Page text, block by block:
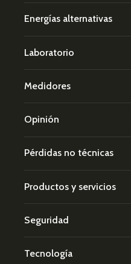
Energías alternativas
Laboratorio
Medidores
Opinión
Pérdidas no técnicas
Productos y servicios
Seguridad
Tecnología